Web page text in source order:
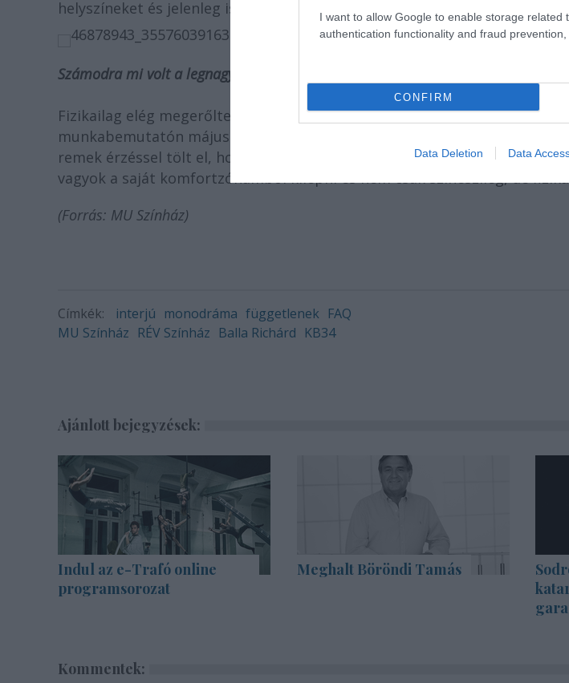
I want to allow Google to enable storage related
authentication functionality and fraud
CONFIRM
Data Deletion Data
helyszíneket és jelenleg is ő szervezi az előadásokat, utazásokat.
Számodra mi volt a legnagyobb kihívás a próba-, és alkotófolyamatban?
Fizikailag elég megerőltető volt a próbafolyamat, ahogy az előadás maga
munkabemutatón májusban, és ahogy a bemutatón szeptemberben, úgy
remek érzéssel tölt el, hogy ismét meg tudtam csinálni azt, amit
vagyok a saját komfortzónámból kilépni és nem csak színészileg, de
(Forrás: MU Színház)
Címkék: interjú monodráma függetlenek FAQ
MU Színház RÉV Színház Balla Richárd KB34
Ajánlott bejegyzések:
Indul az e-Trafó online
programsorozat
Meghalt Böröndi Tamás
Kommentek: